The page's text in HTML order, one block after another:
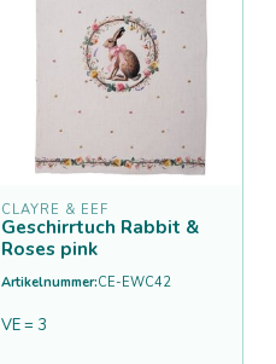
CLAYRE & EEF
Geschirrtuch Rabbit &
Roses pink
Artikelnummer:CE-EWC42
VE = 3